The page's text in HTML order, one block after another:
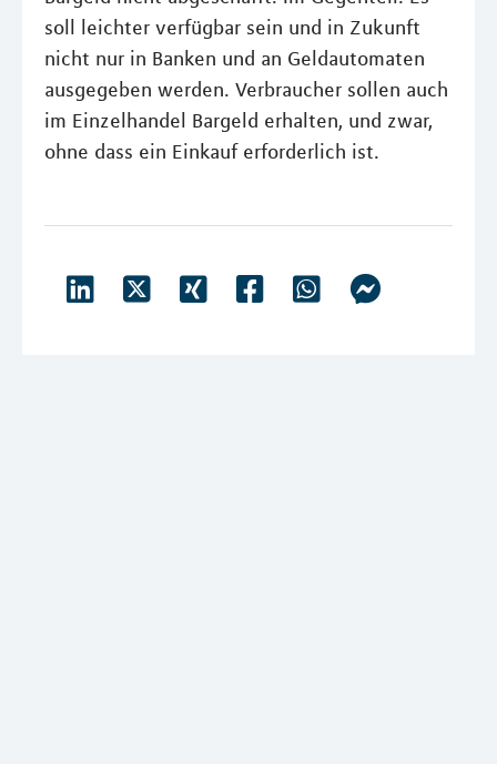
soll leichter verfügbar sein und in Zukunft
nicht nur in Banken und an Geldautomaten
ausgegeben werden. Verbraucher sollen auch
im Einzelhandel Bargeld erhalten, und zwar,
ohne dass ein Einkauf erforderlich ist.